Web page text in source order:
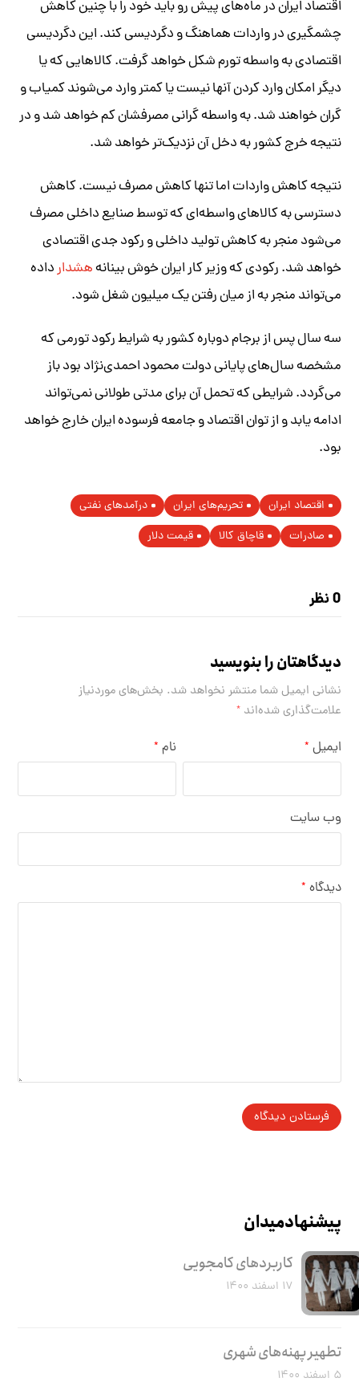
اقتصاد ایران در ماه‌های پیش رو باید خود را با چنین کاهش
چشمگیری در واردات هماهنگ و دگردیسی کند. این دگردیسی
اقتصادی به واسطه تورم شکل خواهد گرفت. کالاهایی که یا
دیگر امکان وارد کردن آنها نیست یا کمتر وارد می‌شوند کمیاب و
گران خواهند شد. به واسطه گرانی مصرفشان کم خواهد شد و در
نتیجه خرج کشور به دخل آن نزدیک‌تر خواهد شد.
نتیجه کاهش واردات اما تنها کاهش مصرف نیست. کاهش
دسترسی به کالاهای واسطه‌ای که توسط صنایع داخلی مصرف
می‌شود منجر به کاهش تولید داخلی و رکود جدی اقتصادی
خواهد شد. رکودی که وزیر کار ایران خوش بینانههشدارداده
می‌تواند منجر به از میان رفتن یک میلیون شغل شود.
سه سال پس از برجام دوباره کشور به شرایط رکود تورمی که
مشخصه سال‌های پایانی دولت محمود احمدی‌نژاد بود باز
می‌گردد. شرایطی که تحمل آن برای مدتی طولانی نمی‌تواند
ادامه یابد و از توان اقتصاد و جامعه فرسوده ایران خارج خواهد
بود.
اقتصاد ایران تحریم‌های ایران
درآمدهای نفتی
صادرات
قاچاق کالا قیمت دلار
0 نظر
دیدگاهتان را بنویسید
نشانی ایمیل شما منتشر نخواهد شد. بخش‌های موردنیاز
علامت‌گذاری شده‌اند*
نام * ایمیل *
وب‌ سایت
دیدگاه *
پیشنهاد میدان
کاربرد‌های کامجویی
۱۷ اسفند ۱۴۰۰
تطهیر پهنه‌های شهری
۵ اسفند ۱۴۰۰